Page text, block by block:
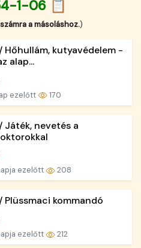
1-06 📋
a másoláshoz.)
Hőhullám, kutyavédelem -
alap...
ezelőtt 170
Játék, nevetés a
ezelőtt 208
Plüssmaci kommandó
ezelőtt 212